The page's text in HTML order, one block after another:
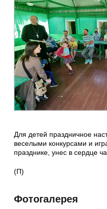
Для детей праздничное
веселыми конкурсами и
празднике, унес в сердце
(П)
Фотогалерея